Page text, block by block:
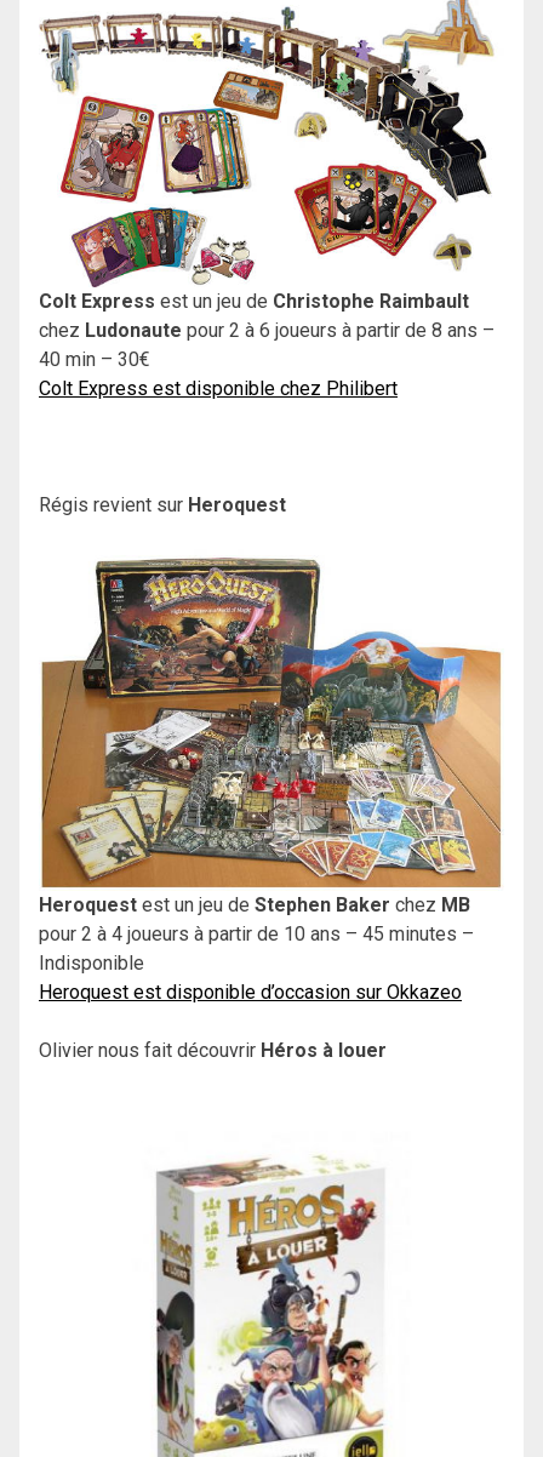
Colt Express est un jeu de Christophe Raimbault
chez Ludonaute pour 2 à 6 joueurs à partir de 8 ans –
40 min – 30€
Colt Express est disponible chez Philibert
Régis revient sur Heroquest
Heroquest est un jeu de Stephen Baker chez MB
pour 2 à 4 joueurs à partir de 10 ans – 45 minutes –
Indisponible
Heroquest est disponible d’occasion sur Okkazeo
Olivier nous fait découvrir Héros à louer